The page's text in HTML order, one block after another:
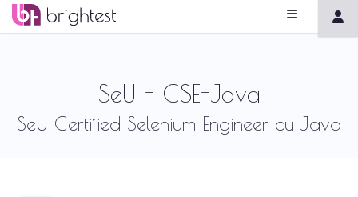
SeU - CSE-Java
SeU Certified Selenium Engineer cu Java